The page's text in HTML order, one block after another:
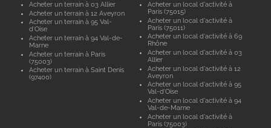
Acheter un terrain à 03 Allier
Acheter un terrain à 12 Aveyron
Acheter un terrain à 95 Val-
d'Oise
Acheter un terrain à 94 Val-de-
Marne
Acheter un terrain à Paris
(75003)
Acheter un terrain à Saint Denis
(97400)
Acheter un local d'activité à
Paris (75015)
Acheter un local d'activité à
Paris (75011)
Acheter un local d'activité à 69
Rhône
Acheter un local d'activité à 03
Allier
Acheter un local d'activité à 12
Aveyron
Acheter un local d'activité à 95
Val-d'Oise
Acheter un local d'activité à 94
Val-de-Marne
Acheter un local d'activité à
Paris (75003)